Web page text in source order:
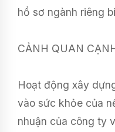
hồ sơ ngành riêng
CẢNH QUAN
Hoạt động xây
vào sức khỏe của
nhuận của công ty